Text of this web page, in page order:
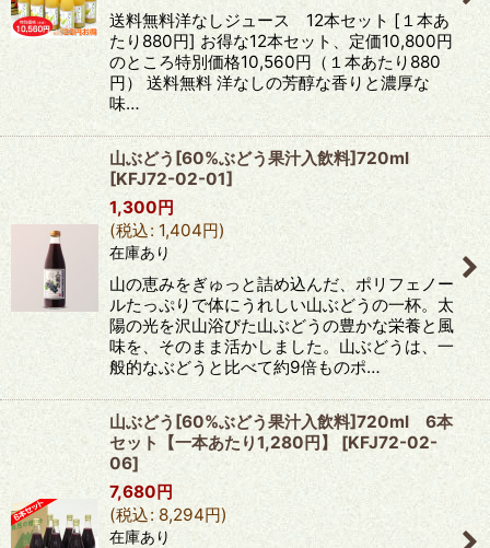
送料無料洋なしジュース 12本セット [１本あ
たり880円] お得な12本セット、定価10,800円
のところ特別価格10,560円（１本あたり880
円） 送料無料 洋なしの芳醇な香りと濃厚な
味…
山ぶどう[60%ぶどう果汁入飲料]720ml
[KFJ72-02-01]
1,300円
(税込: 1,404円)
在庫あり
山の恵みをぎゅっと詰め込んだ、ポリフェノー
ルたっぷりで体にうれしい山ぶどうの一杯。太
陽の光を沢山浴びた山ぶどうの豊かな栄養と風
味を、そのまま活かしました。山ぶどうは、一
般的なぶどうと比べて約9倍ものポ…
山ぶどう[60%ぶどう果汁入飲料]720ml 6本
セット【一本あたり1,280円】
[KFJ72-02-
06]
7,680円
(税込: 8,294円)
在庫あり